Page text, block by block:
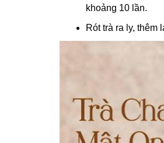
khoảng 10 lần.
Rót trà ra ly, thêm